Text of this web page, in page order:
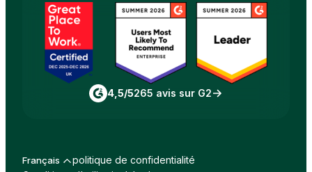
4,5/5265 avis sur G2
Français
politique de confidentialité